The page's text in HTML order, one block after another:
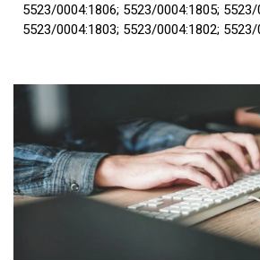
5523/0004:1806; 5523/0004:1805; 5523/
5523/0004:1803; 5523/0004:1802; 5523/